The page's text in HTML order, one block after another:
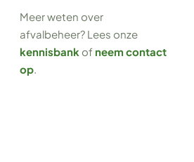
Meer weten over
afvalbeheer? Lees onze
kennisbank of neem contact
op.